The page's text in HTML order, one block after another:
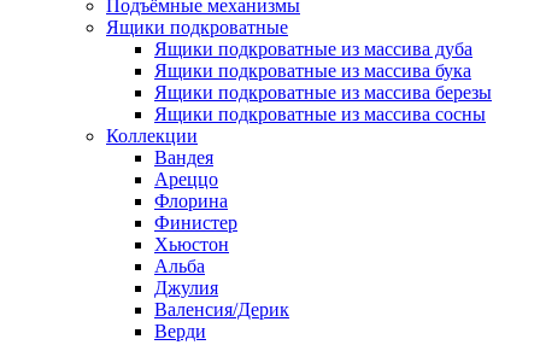
Подъёмные механизмы
Ящики подкроватные
Ящики подкроватные из массива дуба
Ящики подкроватные из массива бука
Ящики подкроватные из массива березы
Ящики подкроватные из массива сосны
Коллекции
Вандея
Ареццо
Флорина
Финистер
Хьюстон
Альба
Джулия
Валенсия/Дерик
Верди